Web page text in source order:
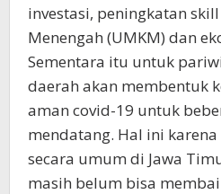
investasi, peningkatan
Menengah (UMKM) dan
Sementara itu untuk
daerah akan membentuk
aman covid-19 untuk
mendatang. Hal ini
secara umum di Jawa
masih belum bisa